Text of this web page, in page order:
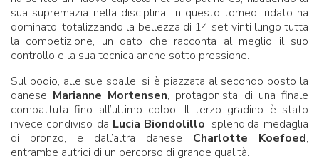
sua supremazia nella disciplina. In questo torneo iridato ha
dominato, totalizzando la bellezza di 14 set vinti lungo tutta
la competizione, un dato che racconta al meglio il suo
controllo e la sua tecnica anche sotto pressione.
Sul podio, alle sue spalle, si è piazzata al secondo posto la
danese Marianne Mortensen, protagonista di una finale
combattuta fino all’ultimo colpo. Il terzo gradino è stato
invece condiviso da Lucia Biondolillo, splendida medaglia
di bronzo, e dall’altra danese Charlotte Koefoed,
entrambe autrici di un percorso di grande qualità.